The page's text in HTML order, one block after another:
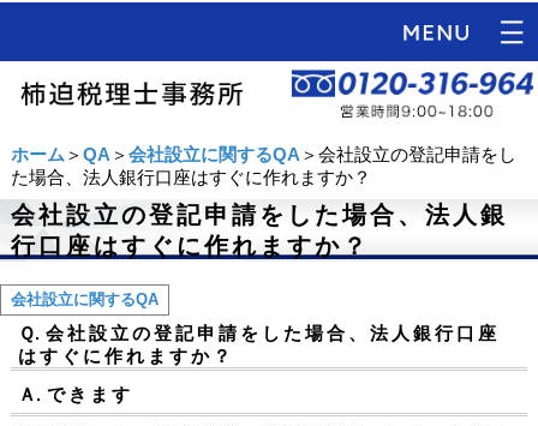
ホーム ＞ QA ＞ 会社設立に関するQA ＞会社設立の登記申請をし
た場合、法人銀行口座はすぐに作れますか？
会社設立の登記申請をした場合、法人銀
行口座はすぐに作れますか？
会社設立に関するQA
Ｑ. 会社設立の登記申請をした場合、法人銀行口座
はすぐに作れますか？
Ａ. できます